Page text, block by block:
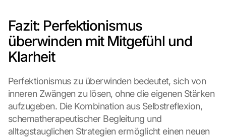
Fazit: Perfektionismus
überwinden mit Mitgefühl und
Klarheit
Perfektionismus zu überwinden bedeutet, sich von
inneren Zwängen zu lösen, ohne die eigenen Stärken
aufzugeben. Die Kombination aus Selbstreflexion,
schematherapeutischer Begleitung und
alltagstauglichen Strategien ermöglicht einen neuen